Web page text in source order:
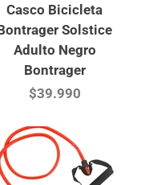
Casco Bicicleta
Solstice
Adulto Negro
Bontrager
$39.990